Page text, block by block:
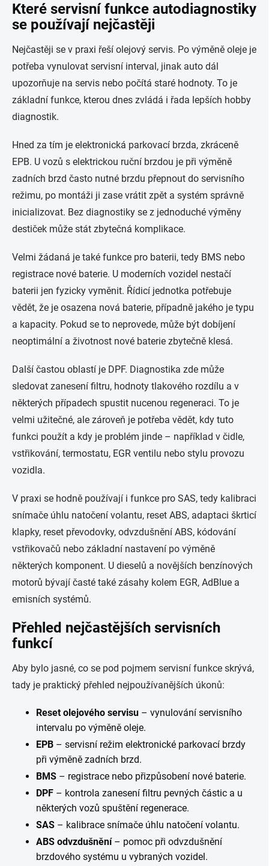
Které servisní funkce autodiagnostiky
se používají nejčastěji
Nejčastěji se v praxi řeší olejový servis. Po výměně oleje je
potřeba vynulovat servisní interval, jinak auto dál
upozorňuje na servis nebo počítá staré hodnoty. To je
základní funkce, kterou dnes zvládá i řada lepších hobby
diagnostik.
Hned za tím je elektronická parkovací brzda, zkráceně
EPB. U vozů s elektrickou ruční brzdou je při výměně
zadních brzd často nutné brzdu přepnout do servisního
režimu, po montáži ji zase vrátit zpět a systém správně
inicializovat. Bez diagnostiky se z jednoduché výměny
destiček může stát zbytečná komplikace.
Velmi žádaná je také funkce pro baterii, tedy BMS nebo
registrace nové baterie. U moderních vozidel nestačí
baterii jen fyzicky vyměnit. Řídicí jednotka potřebuje
vědět, že je osazena nová baterie, případně jakého je typu
a kapacity. Pokud se to neprovede, může být dobíjení
neoptimální a životnost nové baterie zbytečně klesá.
Další častou oblastí je DPF. Diagnostika zde může
sledovat zanesení filtru, hodnoty tlakového rozdílu a v
některých případech spustit nucenou regeneraci. To je
velmi užitečné, ale zároveň je potřeba vědět, kdy tuto
funkci použít a kdy je problém jinde – například v čidle,
vstřikování, termostatu, EGR ventilu nebo stylu provozu
vozidla.
V praxi se hodně používají i funkce pro SAS, tedy kalibraci
snímače úhlu natočení volantu, reset ABS, adaptaci škrticí
klapky, reset převodovky, odvzdušnění ABS, kódování
vstřikovačů nebo základní nastavení po výměně
některých komponent. U dieselů a novějších benzínových
motorů bývají časté také zásahy kolem EGR, AdBlue a
emisních systémů.
Přehled nejčastějších servisních
funkcí
Aby bylo jasné, co se pod pojmem servisní funkce skrývá,
tady je praktický přehled nejpoužívanějších úkonů:
Reset olejového servisu – vynulování servisního
intervalu po výměně oleje.
EPB – servisní režim elektronické parkovací brzdy
při výměně zadních brzd.
BMS – registrace nebo přizpůsobení nové baterie.
DPF – kontrola zanesení filtru pevných částic a u
některých vozů spuštění regenerace.
SAS – kalibrace snímače úhlu natočení volantu.
ABS odvzdušnění– pomoc při odvzdušnění
brzdového systému u vybraných vozidel.